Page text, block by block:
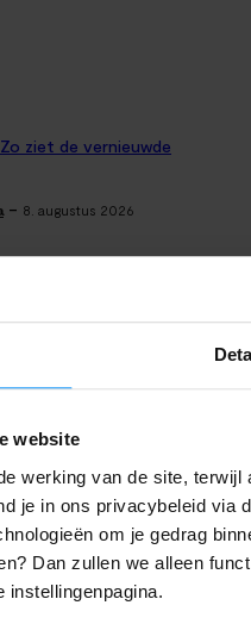
website
werking van de site,
je in ons privacybeleid via
om je gedrag
Dan zullen we alleen
instellingenpagina.
ziet de vernieuwde
- 8. augustus 2026
Garage- en Tuinsensoren
- 8. augustus 2026
Dit zijn de smart home